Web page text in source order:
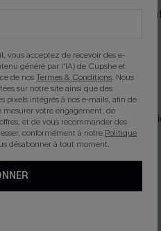
Bikini noir
Taille haute
vous acceptez de recevoir des e-
généré par l'IA) de Cupshe et
de nosTermes & Conditions. Nous
sur notre site ainsi que des
pixels intégrés à nos e-mails, afin de
mesurer votre engagement, de
et de vous recommander des
conformément à notre Politique
désabonner à tout moment.